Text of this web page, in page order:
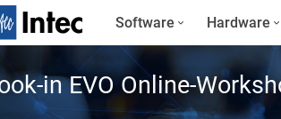
Software Hardware
in EVO Online-